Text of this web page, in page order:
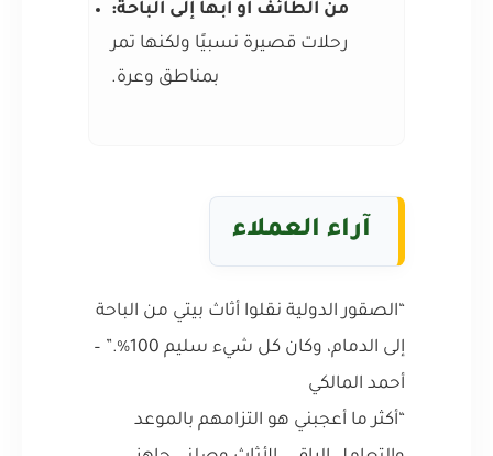
من الطائف أو أبها إلى الباحة:
رحلات قصيرة نسبيًا ولكنها تمر
بمناطق وعرة.
آراء العملاء
“الصقور الدولية نقلوا أثاث بيتي من الباحة
إلى الدمام، وكان كل شيء سليم 100%.” –
أحمد المالكي
“أكثر ما أعجبني هو التزامهم بالموعد